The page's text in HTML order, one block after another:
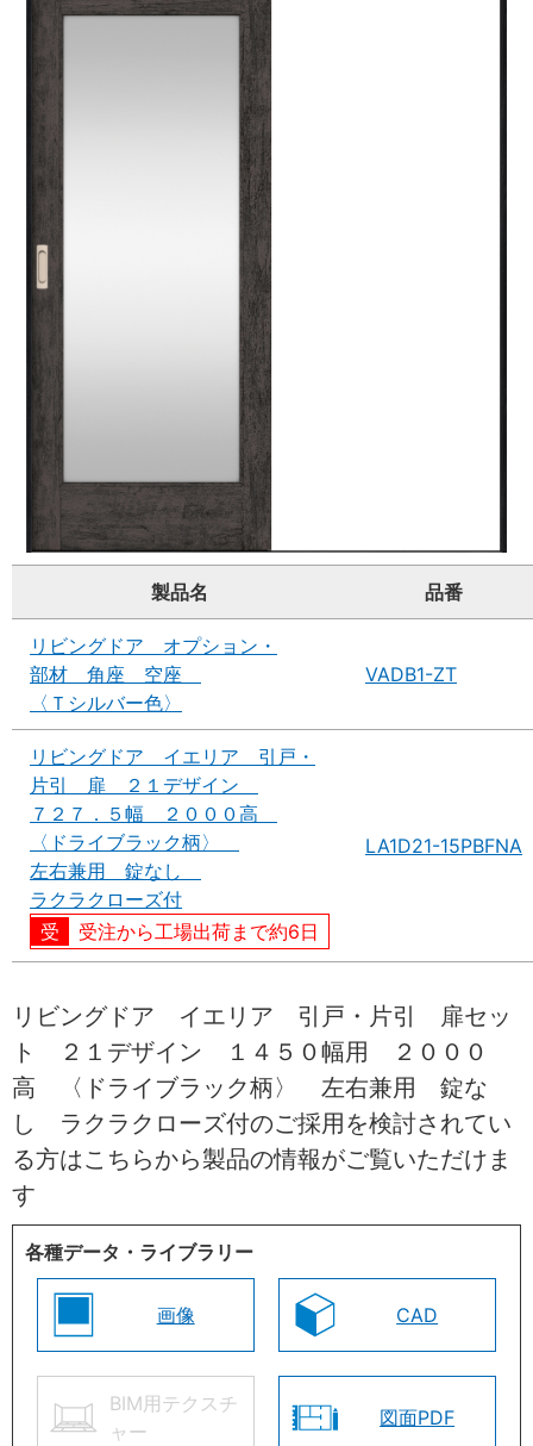
製品名 品番
リビングドア オプション・
部材 角座 空座
〈Ｔシルバー色〉
VADB1-ZT
リビングドア イエリア 引戸・
片引 扉 ２１デザイン
７２７．５幅 ２０００高
〈ドライブラック柄〉
左右兼用 錠なし
ラクラクローズ付
受注から工場出荷まで約6日
LA1D21-15PBFNA
リビングドア イエリア 引戸・片引 扉セッ
ト ２１デザイン １４５０幅用 ２０００
高 〈ドライブラック柄〉 左右兼用 錠な
し ラクラクローズ付のご採用を検討されてい
る方はこちらから製品の情報がご覧いただけま
す
各種データ・ライブラリー
画像 CAD
BIM用テクスチ
ャー
図面PDF